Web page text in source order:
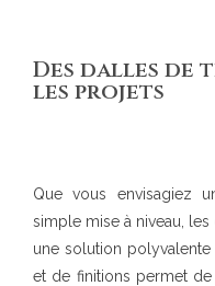
Des dalles
les projets
Que vous envisagiez
simple mise à niveau,
une solution
et de finitions permet